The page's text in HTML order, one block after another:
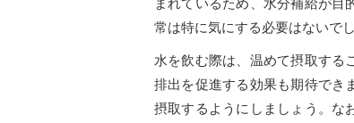
常は特に気にする必要はないでし
水を飲む際は、温めて摂取する
排出を促進する効果も期待でき
摂取するようにしましょう。な